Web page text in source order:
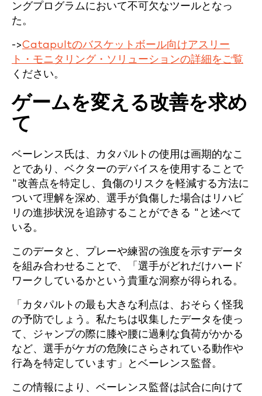
ングプログラムにおいて不可欠なツールとなっ
た。
->Catapultのバスケットボール向けアスリー
ト・モニタリング・ソリューションの詳細をご覧
ください。
ゲームを変える改善を求め
て
ベーレンス氏は、カタパルトの使用は画期的なこ
とであり、ベクターのデバイスを使用することで
"改善点を特定し、負傷のリスクを軽減する方法に
ついて理解を深め、選手が負傷した場合はリハビ
リの進捗状況を追跡することができる "と述べて
いる。
このデータと、プレーや練習の強度を示すデータ
を組み合わせることで、「選手がどれだけハード
ワークしているかという貴重な洞察が得られる。
「カタパルトの最も大きな利点は、おそらく怪我
の予防でしょう。私たちは収集したデータを使っ
て、ジャンプの際に膝や腰に過剰な負荷がかかる
など、選手がケガの危険にさらされている動作や
行為を特定しています」とベーレンス監督。
この情報により、ベーレンス監督は試合に向けて